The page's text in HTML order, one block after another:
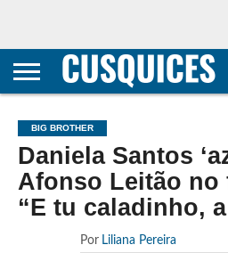
CONTACTOS
HOME
POLÍTICA DE
E COOKIES
SOBRE
TERMOS E
TRANSPARÊNCIA
METODOLOGIA
BIG BROTHER
Daniela Santos
Afonso Leitão no
“E tu caladinho,
Por Liliana Pereira